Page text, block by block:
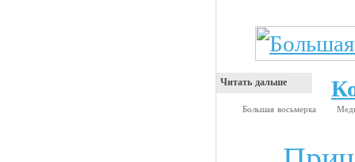
Читать дальше
Большая восьмерка